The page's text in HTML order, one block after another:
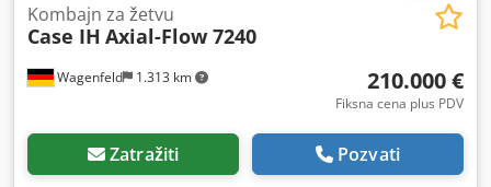
Wagenfeld 1.313 km
Kombajn za žetvu
Case IH Axial-Flow 7240
210.000 €
Fiksna cena plus PDV
Zatražiti Pozvati